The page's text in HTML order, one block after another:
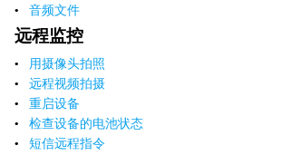
音频文件
远程监控
用摄像头拍照
远程视频拍摄
重启设备
检查设备的电池状态
短信远程指令